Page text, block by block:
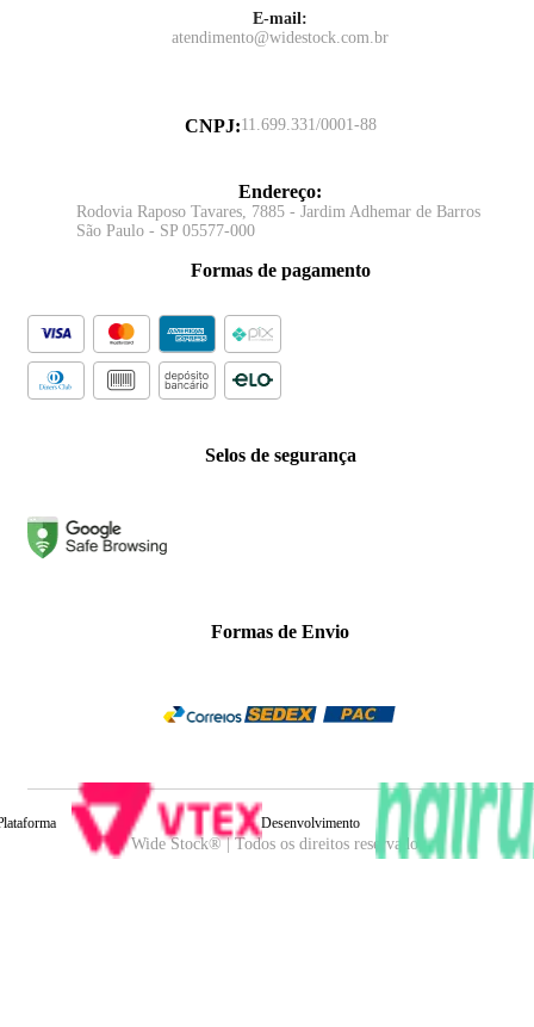
E-mail:
atendimento@widestock.com.br
CNPJ:11.699.331/0001-88
Endereço:
Rodovia Raposo Tavares, 7885 - Jardim Adhemar de Barros
São Paulo - SP 05577-000
Formas de pagamento
Selos de segurança
Formas de Envio
Wide Stock® | Todos os direitos reservados.
Desenvolvimento